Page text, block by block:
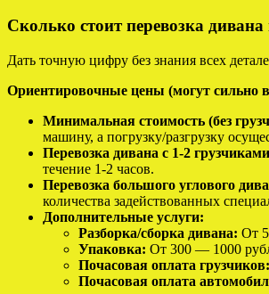
Сколько стоит перевозка
Дать точную цифру без знания всех
Ориентировочные цены (могут сильно
Минимальная стоимость (без
машину, а погрузку/разгрузку
Перевозка дивана с 1-2
течение 1-2 часов.
Перевозка большого углового
количества задействованных
Дополнительные услуги:
Разборка/сборка дивана: От
Упаковка: От 300 — 1000
Почасовая оплата грузчиков:
Почасовая оплата